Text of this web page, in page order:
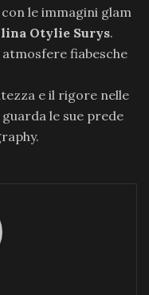
le immagini glam
Otylie Surys.
atmosfere fiabesche
e il rigore nelle
guarda le sue prede